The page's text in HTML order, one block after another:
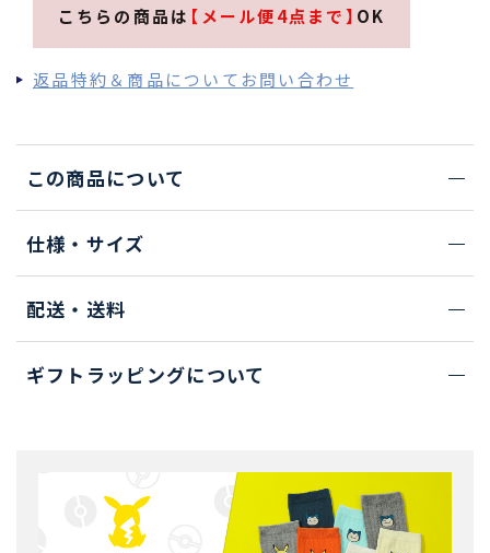
こちらの商品は 【メール便4点まで】 OK
返品特約＆商品についてお問い合わせ
この商品について
仕様・サイズ
配送・送料
ギフトラッピングについて